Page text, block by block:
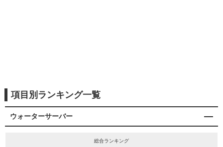
項目別ランキング一覧
ウォーターサーバー
総合ランキング